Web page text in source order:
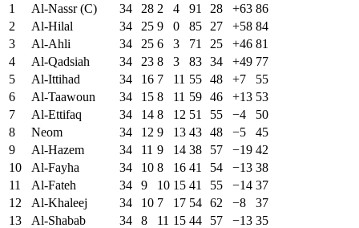
1
Al-Nassr (C) 34 28 2 4 91 28 +63 86
2
Al-Hilal 34 25 9 0 85 27 +58 84
3
Al-Ahli 34 25 6 3 71 25 +46 81
4
Al-Qadsiah 34 23 8 3 83 34 +49 77
5
Al-Ittihad 34 16 7 11 55 48 +7
55
6
Al-Taawoun 34 15 8 11 59 46 +13 53
7
Al-Ettifaq 34 14 8 12 51 55 −4
50
8
Neom 34 12 9 13 43 48 −5
45
9
Al-Hazem 34 11 9 14 38 57 −19 42
10
Al-Fayha 34 10 8 16 41 54 −13 38
11
Al-Fateh 34 9 10 15 41 55 −14 37
12
Al-Khaleej 34 10 7 17 54 62 −8
37
13
Al-Shabab 34 8 11 15 44 57 −13 35